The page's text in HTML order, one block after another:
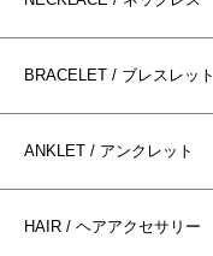
BRACELET / ブレスレット
ANKLET / アンクレット
HAIR / ヘアアクセサリー